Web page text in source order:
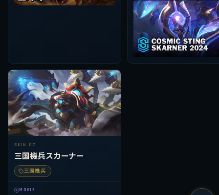
SKIN 07
三国機兵スカーナー
三国機兵
MOVIE